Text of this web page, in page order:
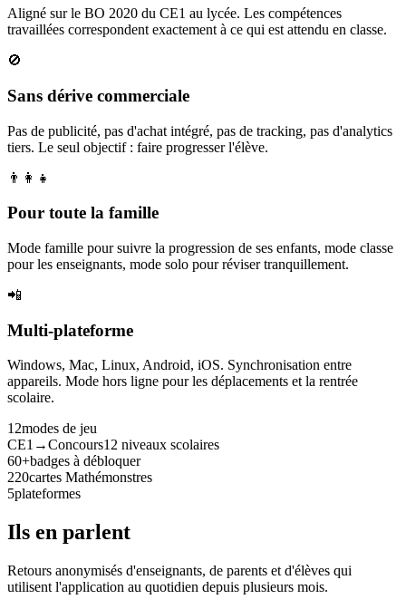
Aligné sur le BO 2020 du CE1 au lycée. Les compétences
travaillées correspondent exactement à ce qui est attendu en classe.
🚫
Sans dérive commerciale
Pas de publicité, pas d'achat intégré, pas de tracking, pas d'analytics
tiers. Le seul objectif : faire progresser l'élève.
👨‍👩‍👧
Pour toute la famille
Mode famille pour suivre la progression de ses enfants, mode classe
pour les enseignants, mode solo pour réviser tranquillement.
📲
Multi-plateforme
Windows, Mac, Linux, Android, iOS. Synchronisation entre
appareils. Mode hors ligne pour les déplacements et la rentrée
scolaire.
12modes de jeu
CE1→Concours12 niveaux scolaires
60+badges à débloquer
220cartes Mathémonstres
5plateformes
Ils en parlent
Retours anonymisés d'enseignants, de parents et d'élèves qui
utilisent l'application au quotidien depuis plusieurs mois.